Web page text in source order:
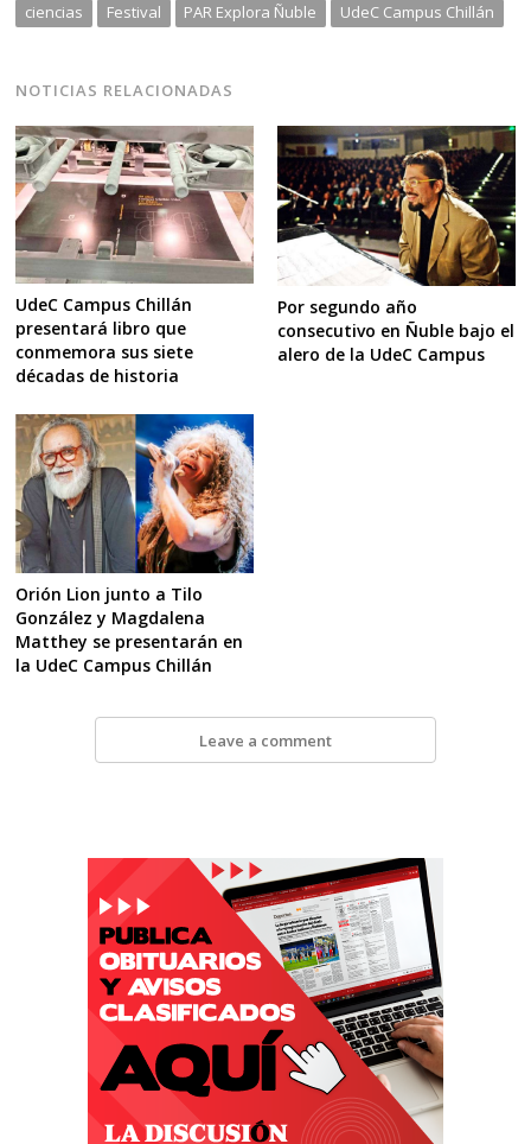
ciencias Festival PAR Explora Ñuble UdeC Campus Chillán
NOTICIAS RELACIONADAS
UdeC Campus Chillán
presentará libro que
conmemora sus siete
décadas de historia
Por segundo año
consecutivo en Ñuble bajo el
alero de la UdeC Campus
Orión Lion junto a Tilo
González y Magdalena
Matthey se presentarán en
la UdeC Campus Chillán
Leave a comment